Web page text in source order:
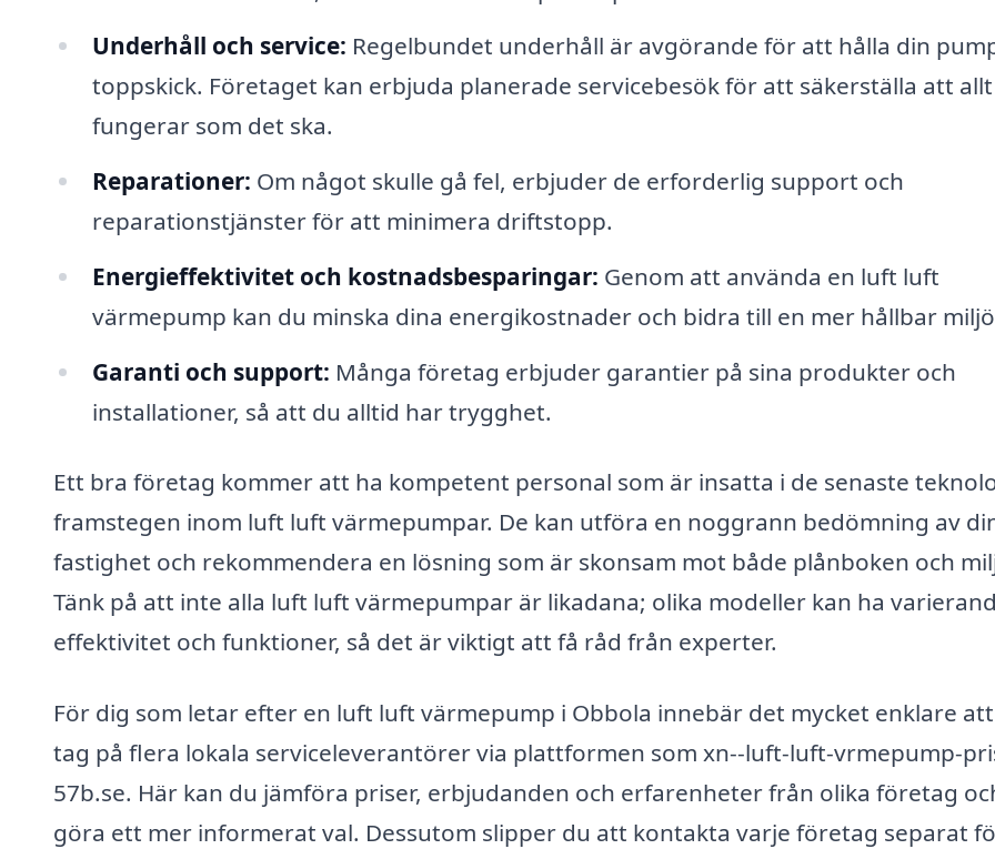
Underhåll och service: Regelbundet underhåll är avgörande för att hålla din
toppskick. Företaget kan erbjuda planerade servicebesök för att säkerställa att allt
fungerar som det ska.
Reparationer: Om något skulle gå fel, erbjuder de erforderlig support och
reparationstjänster för att minimera driftstopp.
Energieffektivitet och kostnadsbesparingar: Genom att använda en luft luft
värmepump kan du minska dina energikostnader och bidra till en mer hållbar
Garanti och support: Många företag erbjuder garantier på sina produkter och
installationer, så att du alltid har trygghet.
Ett bra företag kommer att ha kompetent personal som är insatta i de senaste
framstegen inom luft luft värmepumpar. De kan utföra en noggrann bedömning av
fastighet och rekommendera en lösning som är skonsam mot både plånboken och
Tänk på att inte alla luft luft värmepumpar är likadana; olika modeller kan ha
effektivitet och funktioner, så det är viktigt att få råd från experter.
För dig som letar efter en luft luft värmepump i Obbola innebär det mycket enklare
tag på flera lokala serviceleverantörer via plattformen som xn--luft-luft-vrmepump-
57b.se. Här kan du jämföra priser, erbjudanden och erfarenheter från olika företag
göra ett mer informerat val. Dessutom slipper du att kontakta varje företag separat